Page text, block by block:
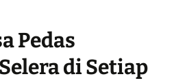
Pedas
di Setiap